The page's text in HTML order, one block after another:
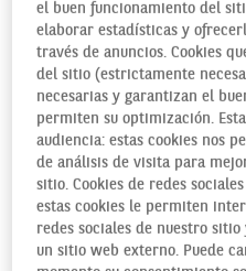
COCHE
DESVENTAJAS
Es habitual oír eso de que el
materia de movilidad. La
todos los sectores que de un
o dependen de la energía.
transición y adaptación,
el buen funcionamiento del
elaborar estadísticas y
través de anuncios. Cookies
del sitio (estrictamente
necesarias y garantizan el
permiten su optimización.
audiencia: estas cookies nos
de análisis de visita para
sitio. Cookies de redes
estas cookies le permiten
redes sociales de nuestro
un sitio web externo. Puede